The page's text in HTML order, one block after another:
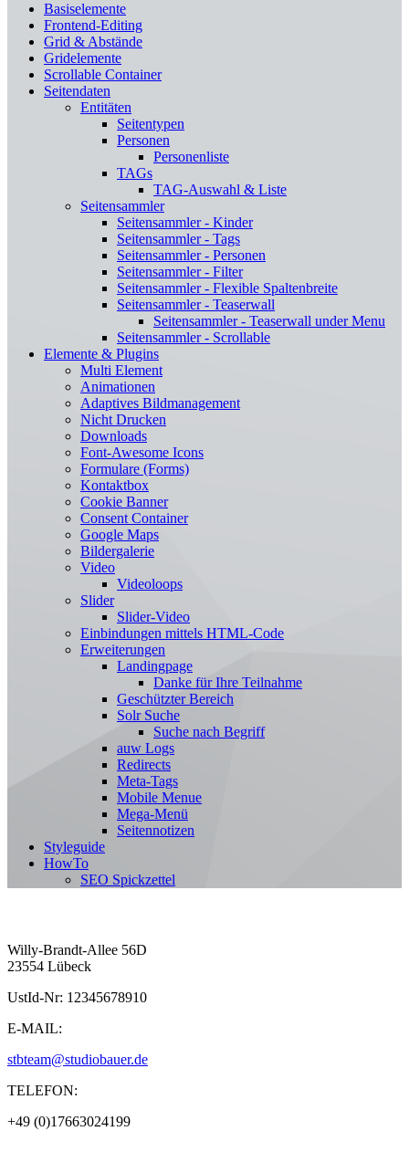
Basiselemente
Frontend-Editing
Grid & Abstände
Gridelemente
Scrollable Container
Seitendaten
Entitäten
Seitentypen
Personen
Personenliste
TAGs
TAG-Auswahl & Liste
Seitensammler
Seitensammler - Kinder
Seitensammler - Tags
Seitensammler - Personen
Seitensammler - Filter
Seitensammler - Flexible Spaltenbreite
Seitensammler - Teaserwall
Seitensammler - Teaserwall under Menu
Seitensammler - Scrollable
Elemente & Plugins
Multi Element
Animationen
Adaptives Bildmanagement
Nicht Drucken
Downloads
Font-Awesome Icons
Formulare (Forms)
Kontaktbox
Cookie Banner
Consent Container
Google Maps
Bildergalerie
Video
Videoloops
Slider
Slider-Video
Einbindungen mittels HTML-Code
Erweiterungen
Landingpage
Danke für Ihre Teilnahme
Geschützter Bereich
Solr Suche
Suche nach Begriff
auw Logs
Redirects
Meta-Tags
Mobile Menue
Mega-Menü
Seitennotizen
Styleguide
HowTo
SEO Spickzettel
Willy-Brandt-Allee 56D
23554 Lübeck
UstId-Nr: 12345678910
E-MAIL:
stbteam@studiobauer.de
TELEFON:
+49 (0)17663024199